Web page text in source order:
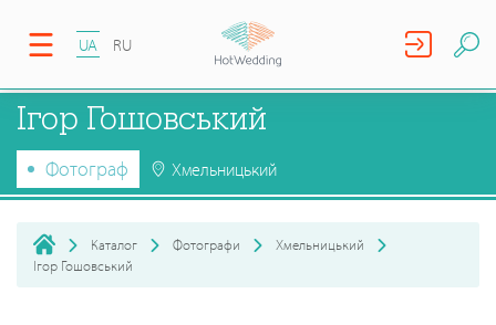
UA RU
Ігор Гошовський
Фотограф Хмельницький
Каталог Фотографи
Хмельницький
Ігор Гошовський